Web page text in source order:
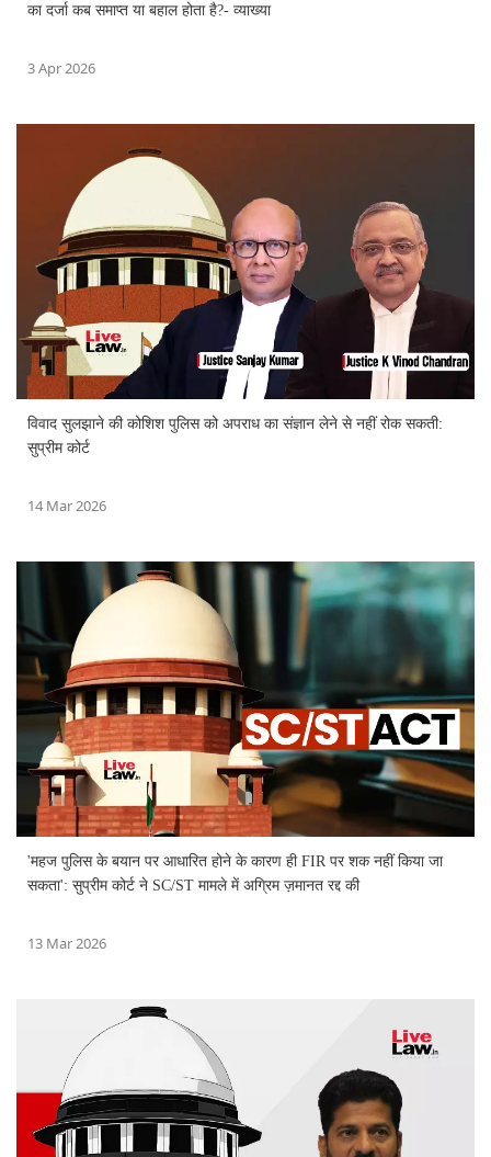
का दर्जा कब समाप्त या बहाल होता है?- व्याख्या
3 Apr 2026
विवाद सुलझाने की कोशिश पुलिस को अपराध का संज्ञान लेने से नहीं रोक सकती:
सुप्रीम कोर्ट
14 Mar 2026
'महज पुलिस के बयान पर आधारित होने के कारण ही FIR पर शक नहीं किया जा
सकता': सुप्रीम कोर्ट ने SC/ST मामले में अग्रिम ज़मानत रद्द की
13 Mar 2026